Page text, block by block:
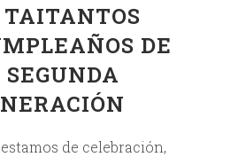
TAITANTOS
DE
de celebración,